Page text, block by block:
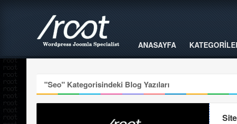
ANASAYFA
"Seo" Kategorisindeki Blog Yazıları